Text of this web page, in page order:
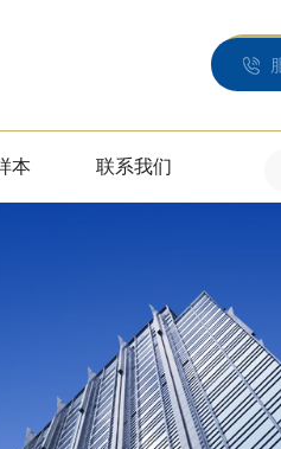
本 联系我们